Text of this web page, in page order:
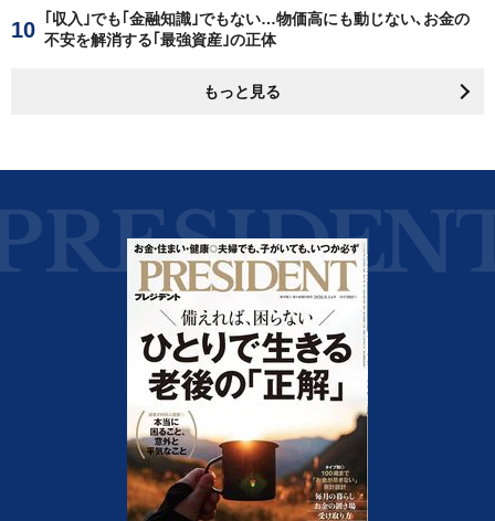
｢収入｣でも｢金融知識｣でもない…物価高にも動じない､お金の
不安を解消する｢最強資産｣の正体
もっと見る